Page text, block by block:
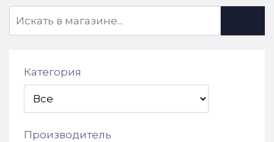
Категория
Производитель